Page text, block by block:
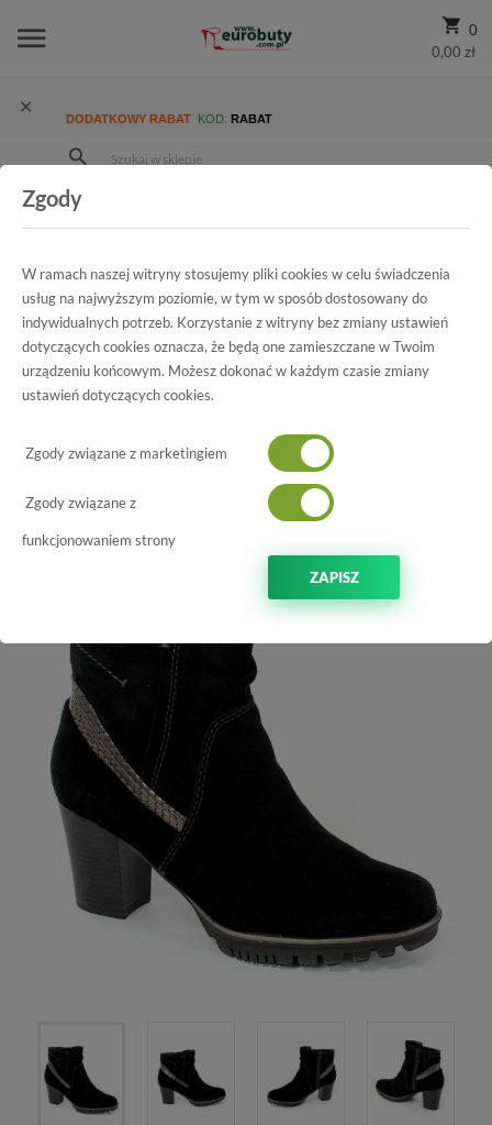
0
0,00 zł
DODATKOWY RABAT KOD: RABAT
Damskie
Trzewiki I Botki
Wszystkie produkty
8-25333-29 001 Black
Zgody
W ramach naszej witryny stosujemy pliki cookies w celu świadczenia
usług na najwyższym poziomie, w tym w sposób dostosowany do
indywidualnych potrzeb. Korzystanie z witryny bez zmiany ustawień
dotyczących cookies oznacza, że będą one zamieszczane w Twoim
urządzeniu końcowym. Możesz dokonać w każdym czasie zmiany
ustawień dotyczących cookies.
Zgody związane z marketingiem
Zgody związane z
funkcjonowaniem strony
ZAPISZ